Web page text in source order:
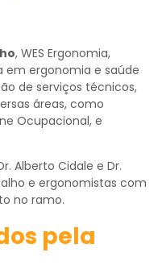
, WES Ergonomia,
em ergonomia e saúde
de serviços técnicos,
áreas, como
Ocupacional, e
Alberto Cidale e Dr.
e ergonomistas com
no ramo.
pela